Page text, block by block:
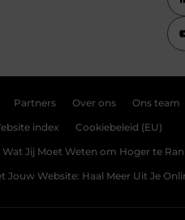
Partners Over ons Ons team
index Cookiebeleid (EU)
Wat Jij Moet Weten om Hoger te
Jouw Website: Haal Meer Uit Je